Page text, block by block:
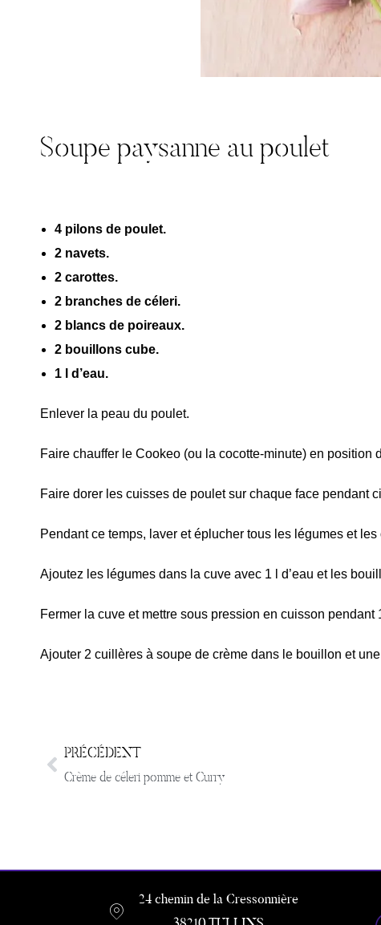
Soupe paysanne au poulet
4 pilons de poulet.
2 navets.
2 carottes.
2 branches de céleri.
2 blancs de poireaux.
2 bouillons cube.
1 l d’eau.
Enlever la peau du poulet.
Faire chauffer le Cookeo (ou la cocotte-minute) en position
Faire dorer les cuisses de poulet sur chaque face pendant
Pendant ce temps, laver et éplucher tous les légumes et
Ajoutez les légumes dans la cuve avec 1 l d’eau et les
Fermer la cuve et mettre sous pression en cuisson pendant
Ajouter 2 cuillères à soupe de crème dans le bouillon et
PRÉCÉDENT
Crème de céleri pomme et Curry
24 chemin de la Cressonnière